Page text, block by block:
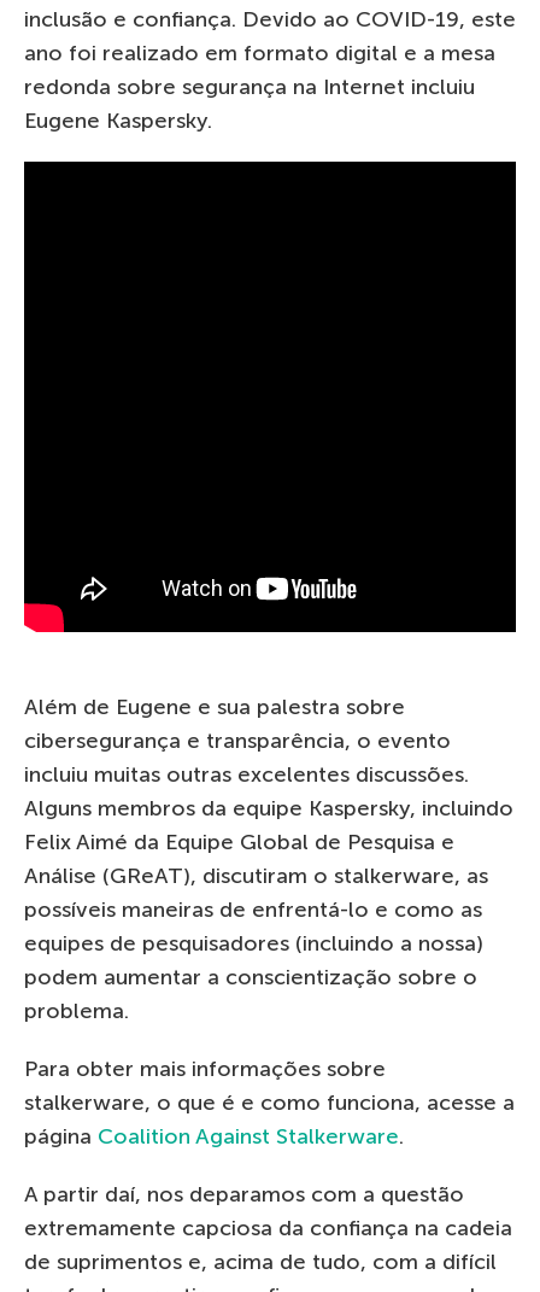
inclusão e confiança. Devido ao COVID-19, este
ano foi realizado em formato digital e a mesa
redonda sobre segurança na Internet incluiu
Eugene Kaspersky.
Além de Eugene e sua palestra sobre
cibersegurança e transparência, o evento
incluiu muitas outras excelentes discussões.
Alguns membros da equipe Kaspersky, incluindo
Felix Aimé da Equipe Global de Pesquisa e
Análise (GReAT), discutiram o stalkerware, as
possíveis maneiras de enfrentá-lo e como as
equipes de pesquisadores (incluindo a nossa)
podem aumentar a conscientização sobre o
problema.
Para obter mais informações sobre
stalkerware, o que é e como funciona, acesse a
página Coalition Against Stalkerware.
A partir daí, nos deparamos com a questão
extremamente capciosa da confiança na cadeia
de suprimentos e, acima de tudo, com a difícil